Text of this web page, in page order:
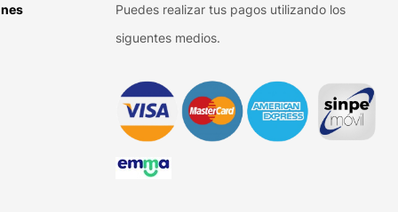
Puedes realizar tus pagos utilizando los
siguentes medios.